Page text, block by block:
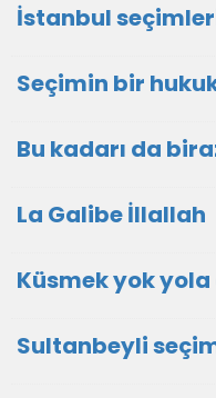
İstanbul
Seçimin bir
Bu kadarı da
La Galibe İllallah
Küsmek yok
Sultanbeyli